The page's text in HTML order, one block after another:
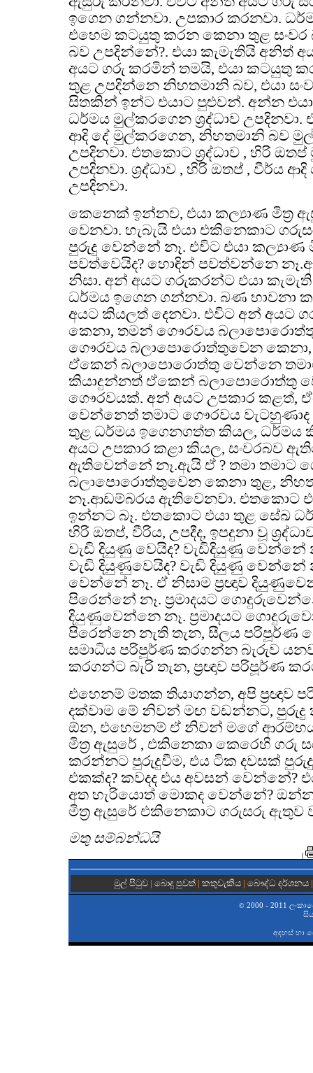
ඉගෙන ගන්නවා. උපකාර කරනවා.
එහෙම කටයුතු කරන කෙනා තුළ සංවර
බව උපදින්නේ?. එයා කැමැතියි අනිත්
අයට ගරු කරමින් තමයි, එයා කටයුතු
තුළ උපදින්නෙ නිහතමානි බව, එයා
සිතකින් ඉන්ට එයාට පුළුවන්. අන්න
ධර්මය මුල්කරගෙන ශ්‍රද්ධාව
ආදි දේ මුල්කරගෙන, නිහතමානි බව
උපදිනවා. එතකොට ශ්‍රද්ධාව , හිරි
උපදිනවා. ශ්‍රද්ධාව , හිරි ඔතප් , වීර්ය
උපදිනවා.
කෙනෙක් ඉන්නව, එයා කල්‍යාණ මිත්‍ර
වෙනවා. හැබැයි එයා එකිනෙකාට
පුරුදු වෙන්නේ නෑ. එවිට එයා
පවත්වෙයිද? හොඳින් පවත්වන්නෙ
නිසා. අන් අයට ගරුකරන්ට එයා
ධර්මය ඉගෙන ගන්නවා. බණ භාවනා
අයට කියලත් දෙනවා. එවිට අන් අයට
කෙනා, තමන් ගෞරවය බලාපොරොත්තු
ගෞරවය බලාපොරොත්තුවෙන කෙනා,
ඒකෙන් බලාපොරොත්තු වෙන්නෙ
කියාදුන්නත් ඒකෙන් බලාපොරොත්තු
ගෞරවයක්. අන් අයට උපකාර කළත්,
වෙන්නෙත් තමාට ගෞරවය වැටහුණාද
තුළ ධර්මය ඉගෙනගත්ත කියල, ධර්මය
අයට උපකාර කළා කියල, සංවරබව
ඇතිවෙන්නේ නෑ.ඇයි ඒ ? තමා තමාට
බලාපොරොත්තුවෙන කෙනා තුළ,
නෑ.ආඩම්බරය ඇතිවෙනවා. එතකොට
ඉන්නට බෑ. එතකොට එයා තුළ සේඛ
හිරි ඔතප්, වීරිය, උපදීද, ඉපදුනා වූ
වැඩි දියුණු වෙයිද? වැඩිදියුණු වෙන්නේ
වැඩි දියුණුවෙයිද? වැඩි දියුණු වෙන්නේ
වෙන්නේ නෑ. ඒ නිසාම ප්‍රඥාව
පිරෙන්නේ නෑ. ප්‍රමාදයට
දියුණුවෙන්නෙ නෑ. ප්‍රමාදයට
පිරෙන්නෙ නැති තැන, සීලය පරිපූර්ණ
සමාධිය පරිපූර්ණ කරගන්න බැරුව
කරගන්ට බැරි තැන, ප්‍රඥාව පරිපූර්ණ
එහෙනම් මතක තියාගන්න, අපි ප්‍රඥාව
දක්වාම මේ නිවන් මඟ වඩන්නට, පුරුදු
ඕන, එහෙමනම් ඒ නිවන් මගේ
මිත්‍ර ඇසුරේ , එකිනෙකා කෙරෙහි ගරු
කරන්නට පුරුදුවීම, එය ටික දවසක්
එකක්ද? කවදද එය අවසන් වෙන්නේ?
අත හැරියොත් මොකද වෙන්නේ?
මිත්‍ර ඇසුරේ එකිනෙකාට ගරුසරු ඇතුව
මතු සම්බන්ධයි
|
මුල් පිටුව | බොදු පුවත්| කතුවැකිය| බෞද්ධ දර්ශනය
©2000 - 2011
අදහස් හා